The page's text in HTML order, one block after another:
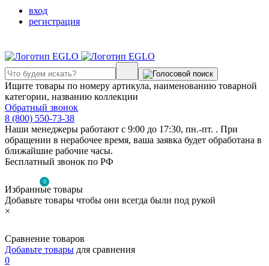
вход
регистрация
Ищите товары по номеру артикула, наименованию товарной
категории, названию коллекции
Обратный звонок
8 (800) 550-73-38
Наши менеджеры работают с 9:00 до 17:30, пн.-пт. . При
обращении в нерабочее время, ваша заявка будет обработана в
ближайшие рабочие часы.
Бесплатный звонок по РФ
0
Избранные товары
Добавьте товары чтобы они всегда были под рукой
×
Сравнение товаров
Добавьте товары для сравнения
0